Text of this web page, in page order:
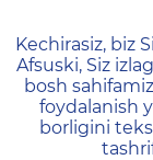
404 —
Kechirasiz, biz
Afsuski, Siz
bosh
foydalanish
borligini